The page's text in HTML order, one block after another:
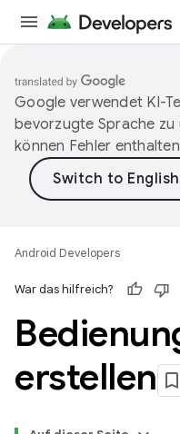
Google verwendet KI-
bevorzugte Sprache
können Fehler
Android Developers
War das hilfreich?
erstellen